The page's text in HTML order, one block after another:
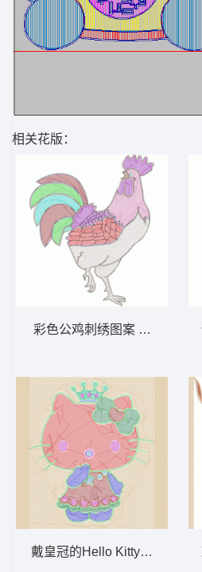
相关花版：
彩色公鸡刺绣图案 毛巾公鸡
戴皇冠的Hello Kitty卡通形象